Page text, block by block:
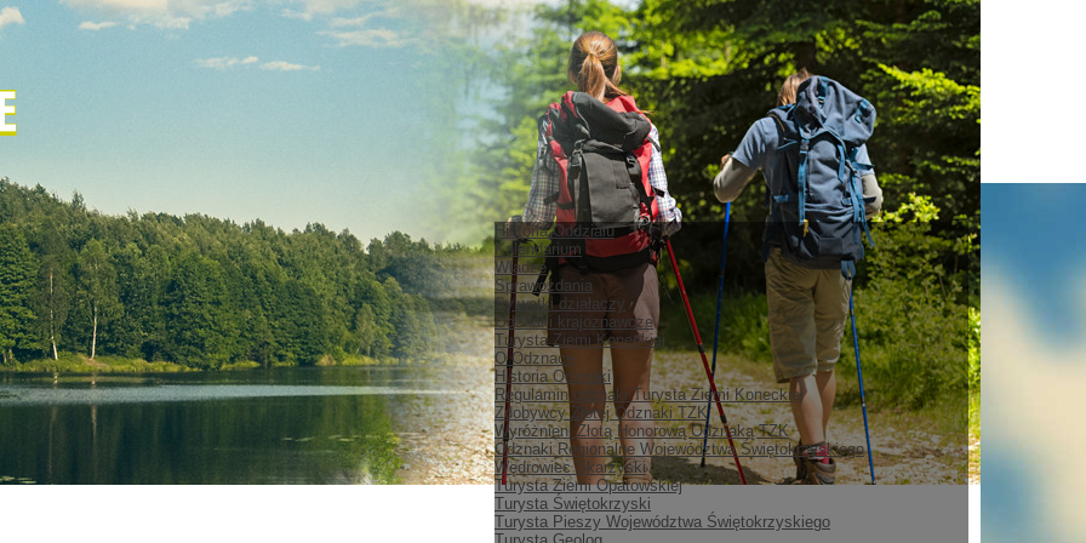
Historia Oddziału
Kalendarium
Władze
Sprawozdania
Sylwetki działaczy
Odznaki krajoznawcze
Turysta Ziemi Koneckiej
O Odznace
Historia Odznaki
Regulamin odznaki Turysta Ziemi Koneckiej
Zdobywcy Złotej Odznaki TZK
Wyróżnieni Złotą Honorową Odznaką TZK
Odznaki Regionalne Województwa Świętokrzyskiego
Wędrowiec Skarżyski
Turysta Ziemi Opatowskiej
Turysta Świętokrzyski
Turysta Pieszy Województwa Świętokrzyskiego